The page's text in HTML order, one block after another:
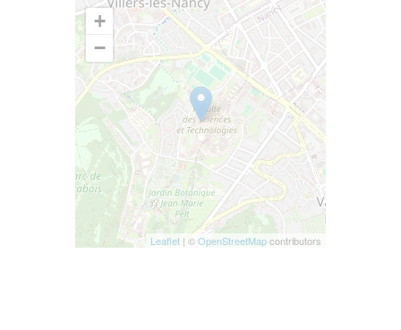
+
−
Leaflet | ©OpenStreetMapcontributors